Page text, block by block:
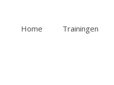
Home Trainingen